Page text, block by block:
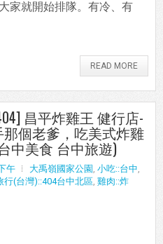
家就開始排隊。有冷、有
READ MORE
昌平炸雞王 健行店-
個老爹，吃美式炸雞
中美食 台中旅遊)
午 大禹嶺國家公園 , 小吃::台中,
行(台灣)::404台中北區, 雞肉::炸